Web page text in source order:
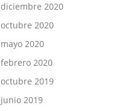
diciembre 2020
octubre 2020
mayo 2020
febrero 2020
octubre 2019
junio 2019